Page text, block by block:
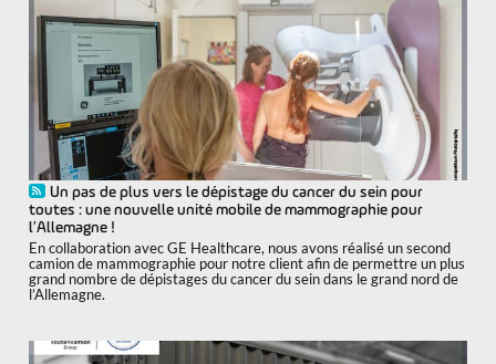
Un pas de plus vers le dépistage du cancer du sein pour
toutes : une nouvelle unité mobile de mammographie pour
l’Allemagne !
En collaboration avec GE Healthcare, nous avons réalisé un second
camion de mammographie pour notre client afin de permettre un plus
grand nombre de dépistages du cancer du sein dans le grand nord de
l’Allemagne.